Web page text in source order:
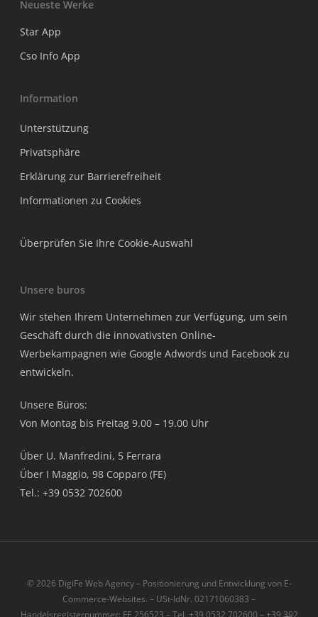
Neueste Werke
Star App
Cso Info App
Information
Unterstützung
Privatsphäre
Erklärung zur Barrierefreiheit
Informationen zu Cookies
Überprüfen Sie Ihre Cookie-Auswahl
Unsere buros
Wir stehen Ihrem Unternehmen zur Verfügung, um sein
Geschäft durch die innovativsten Online-
Werbekampagnen wie Google Adwords und Facebook zu
entwickeln.
Unsere Büros:
Von Montag bis Freitag 9.00 – 19.00 Uhr
Über U. Manfredini, 5 Ferrara
Über I Maggio, 98 Copparo (FE)
Tel.: +39 0532 702600
© 2026 DigiFe Web Agency – Positionierung und Entwicklung von E-
Commerce-Websites. – USt-IdNr. 02171060383 –
Handelsregisternummer: FE 256523 – Tel. +39 0532 702600 – +39 392